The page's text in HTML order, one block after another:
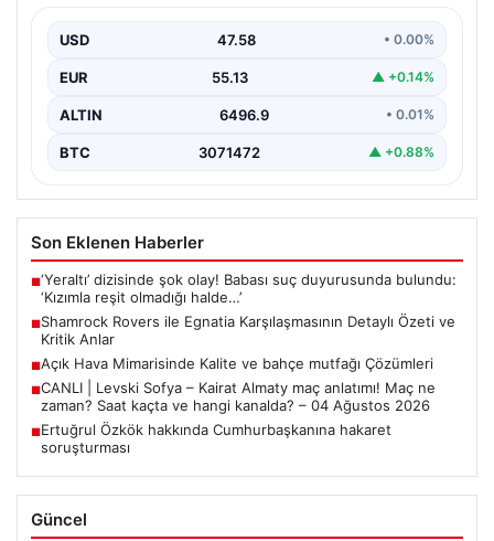
İrlanda temsilcisi Shamrock Rovers, Avrupa kupaları
bir…
USD 47.58 • 0.00%
EUR 55.13 ▲ +0.14%
ALTIN 6496.9 • 0.01%
BTC 3071472 ▲ +0.88%
Son Eklenen Haberler
■‘Yeraltı’ dizisinde şok olay! Babası suç duyurusunda bulundu:
‘Kızımla reşit olmadığı halde…’
■Shamrock Rovers ile Egnatia Karşılaşmasının Detaylı Özeti ve
Kritik Anlar
■Açık Hava Mimarisinde Kalite ve bahçe mutfağı Çözümleri
■CANLI | Levski Sofya – Kairat Almaty maç anlatımı! Maç ne
zaman? Saat kaçta ve hangi kanalda? – 04 Ağustos 2026
■Ertuğrul Özkök hakkında Cumhurbaşkanına hakaret
soruşturması
Güncel